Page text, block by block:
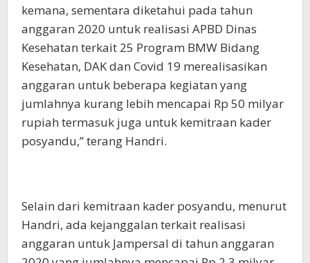
kemana, sementara diketahui pada tahun
anggaran 2020 untuk realisasi APBD Dinas
Kesehatan terkait 25 Program BMW Bidang
Kesehatan, DAK dan Covid 19 merealisasikan
anggaran untuk beberapa kegiatan yang
jumlahnya kurang lebih mencapai Rp 50 milyar
rupiah termasuk juga untuk kemitraan kader
posyandu,” terang Handri.
Selain dari kemitraan kader posyandu, menurut
Handri, ada kejanggalan terkait realisasi
anggaran untuk Jampersal di tahun anggaran